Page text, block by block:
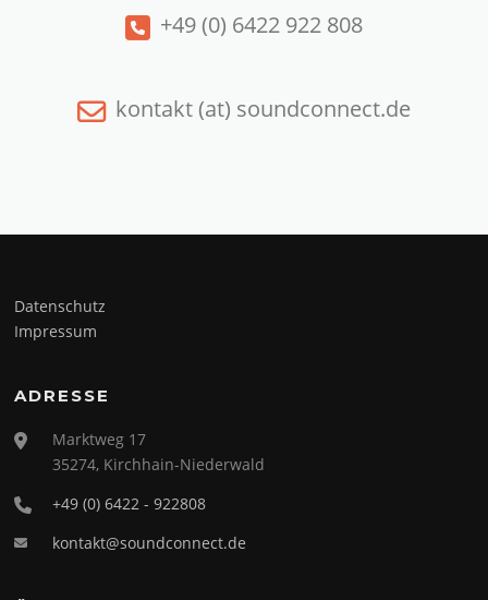
+49 (0) 6422 922 808
kontakt (at) soundconnect.de
Datenschutz
Impressum
ADRESSE
Marktweg 17
35274, Kirchhain-Niederwald
+49 (0) 6422 - 922808
kontakt@soundconnect.de